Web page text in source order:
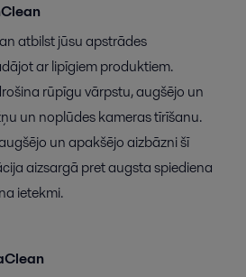
atbilst jūsu apstrādes
ar lipīgiem produktiem.
rūpīgu vārpstu, augšējo un
un noplūdes kameras tīrīšanu.
un apakšējo aizbāzni šī
aizsargā pret augsta spiediena
ietekmi.